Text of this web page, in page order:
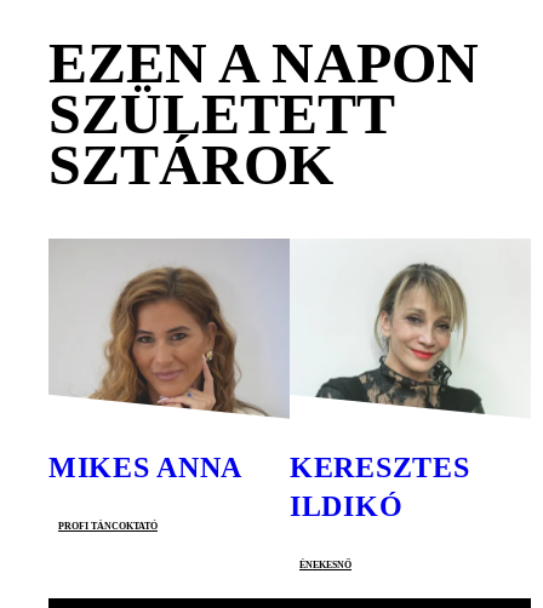
EZEN A NAPON
SZÜLETETT
SZTÁROK
MIKES ANNA
profi táncoktató
KERESZTES
ILDIKÓ
énekesnő